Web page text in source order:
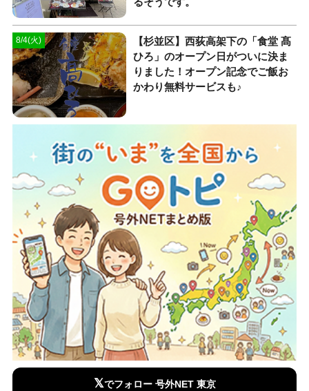
8/4(火)
【杉並区】西荻高架下の「食堂 髙
ひろ」のオープン日がついに決ま
りました！オープン記念でご飯お
かわり無料サービスも♪
𝕏でフォロー 号外NET 東京